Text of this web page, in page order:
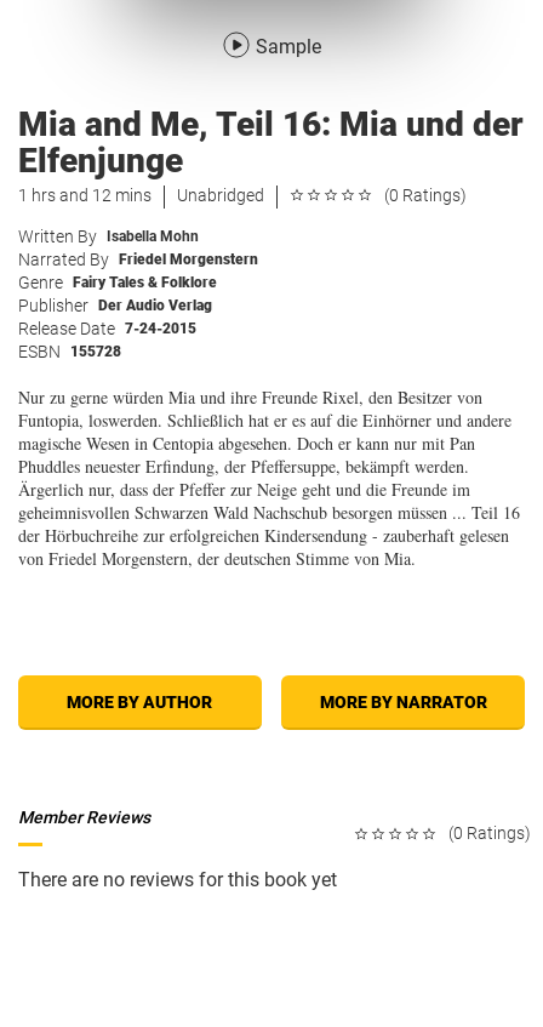
Sample
Mia and Me, Teil 16: Mia und der
Elfenjunge
1 hrs and 12 mins Unabridged (0 Ratings)
Written By Isabella Mohn
Narrated By Friedel Morgenstern
Genre Fairy Tales & Folklore
Publisher Der Audio Verlag
Release Date 7-24-2015
ESBN 155728
Nur zu gerne würden Mia und ihre Freunde Rixel, den Besitzer von
Funtopia, loswerden. Schließlich hat er es auf die Einhörner und andere
magische Wesen in Centopia abgesehen. Doch er kann nur mit Pan
Phuddles neuester Erfindung, der Pfeffersuppe, bekämpft werden.
Ärgerlich nur, dass der Pfeffer zur Neige geht und die Freunde im
geheimnisvollen Schwarzen Wald Nachschub besorgen müssen ... Teil 16
der Hörbuchreihe zur erfolgreichen Kindersendung - zauberhaft gelesen
von Friedel Morgenstern, der deutschen Stimme von Mia.
MORE BY AUTHOR MORE BY NARRATOR
(0 Ratings)
Member Reviews
There are no reviews for this book yet